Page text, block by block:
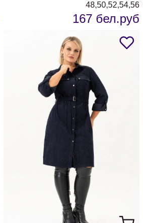
48,50,52,54,56
167 бел.руб